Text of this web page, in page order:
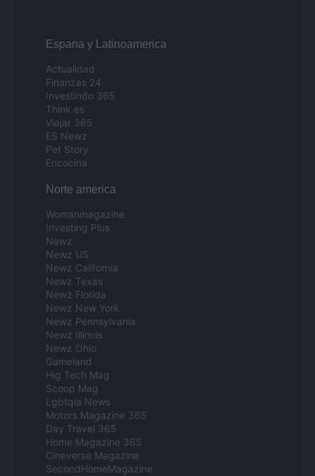
Espana y Latinoamerica
Actualidad
Finanzas 24
Investindo 365
Think.es
Viajar 365
ES Newz
Pet Story
Encocina
Norte america
Womanmagazine
Investing Plus
Newz
Newz US
Newz California
Newz Texas
Newz Florida
Newz New York
Newz Pennsylvania
Newz Illinois
Newz Ohio
Gameland
Hig Tech Mag
Scoop Mag
Lgbtqia News
Motors Magazine 365
Day Travel 365
Home Magazine 365
Cineverse Magazine
SecondHomeMagazine